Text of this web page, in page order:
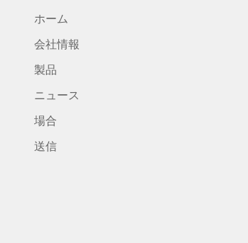
ホーム
会社情報
製品
ニュース
場合
送信